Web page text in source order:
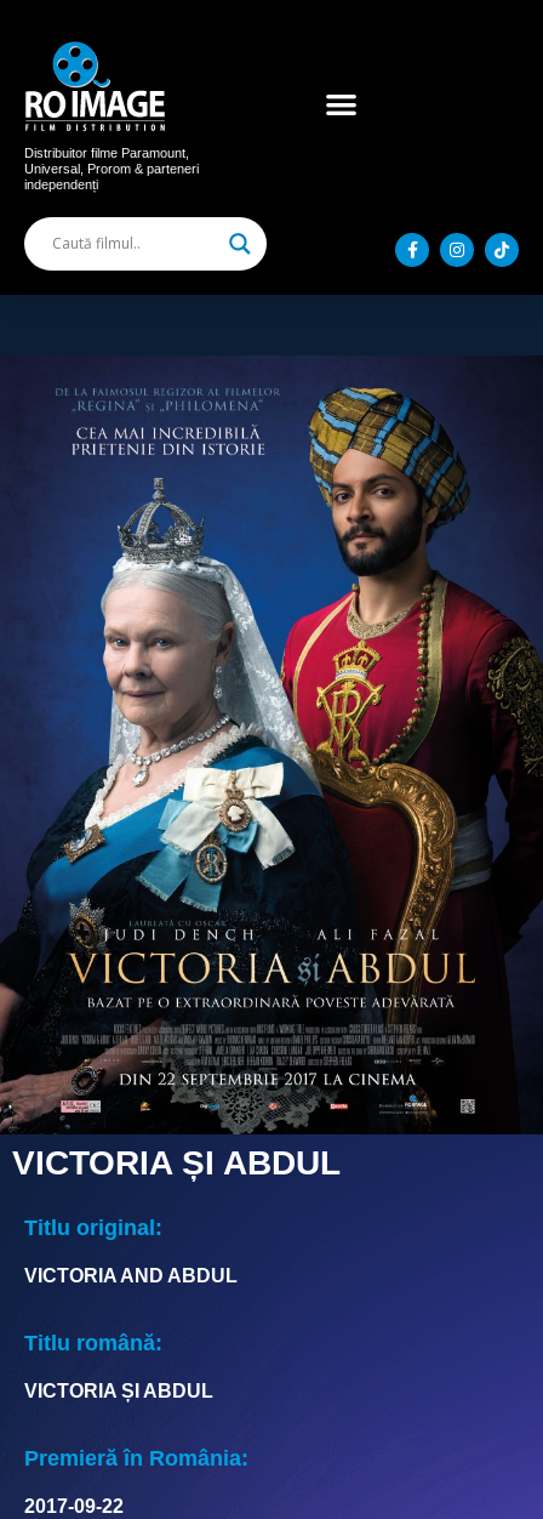
Distribuitor filme Paramount,
Universal, Prorom & parteneri
independenți
VICTORIA ȘI ABDUL
Titlu original:
VICTORIA AND ABDUL
Titlu română:
VICTORIA ȘI ABDUL
Premieră în România:
2017-09-22